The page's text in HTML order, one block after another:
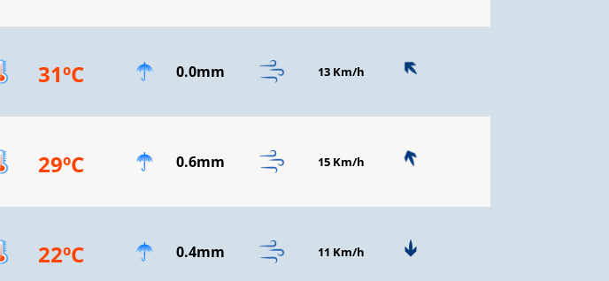
31ºC 0.0mm 13 Km/h
29ºC 0.6mm 15 Km/h
22ºC 0.4mm 11 Km/h